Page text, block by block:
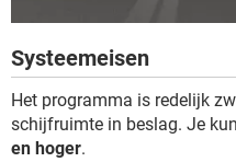
Systeemeisen
Het programma is redelijk
schijfruimte in beslag. Je
en hoger.